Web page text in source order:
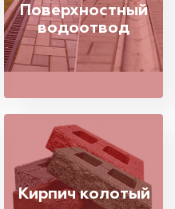
Поверхностный
водоотвод
Кирпич колотый